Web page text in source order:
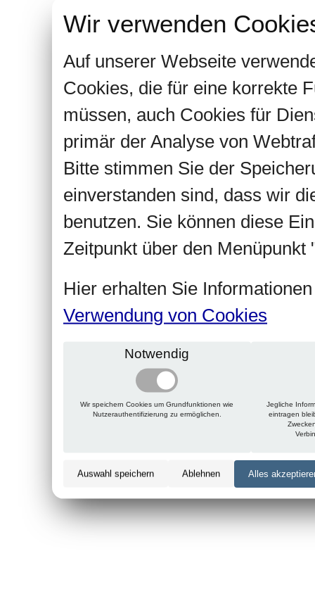
Wir verwenden
Auf unserer Webseite
Cookies, die für eine korrekte
müssen, auch Cookies für
primär der Analyse von
Bitte stimmen Sie der
einverstanden sind, dass wir
benutzen. Sie können diese
Zeitpunkt über den Menüpunkt
Hier erhalten Sie
Verwendung von Cookies
Notwendig
Wir speichern Cookies um Grundfunktionen wie
Nutzerauthentifizierung zu ermöglichen.
Jegliche
eintragen
Auswahl speichern Ablehnen Alles